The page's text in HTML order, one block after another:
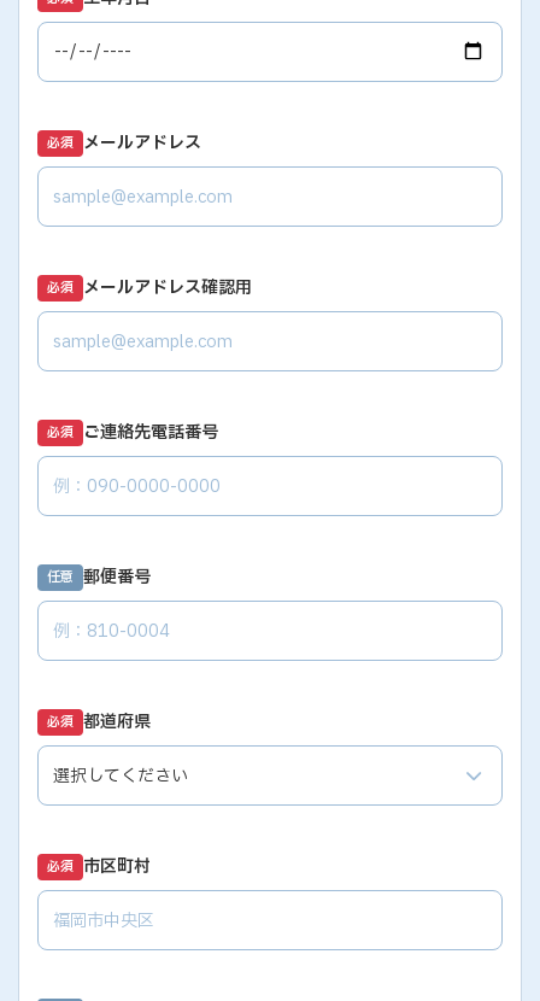
必須 メールアドレス
必須 メールアドレス確認用
必須 ご連絡先電話番号
任意 郵便番号
必須 都道府県
必須 市区町村